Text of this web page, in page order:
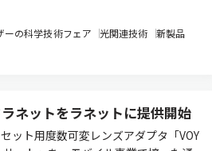
ーの科学技術フェア 光関連技術 新製品
ネットをラネットに提供開始
ット用度数可変レンズアダプタ「VOY